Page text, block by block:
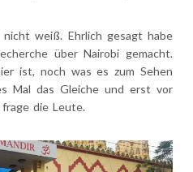
weiß. Ehrlich gesagt habe
über Nairobi gemacht.
ist, noch was es zum Sehen
Mal das Gleiche und erst vor
die Leute.